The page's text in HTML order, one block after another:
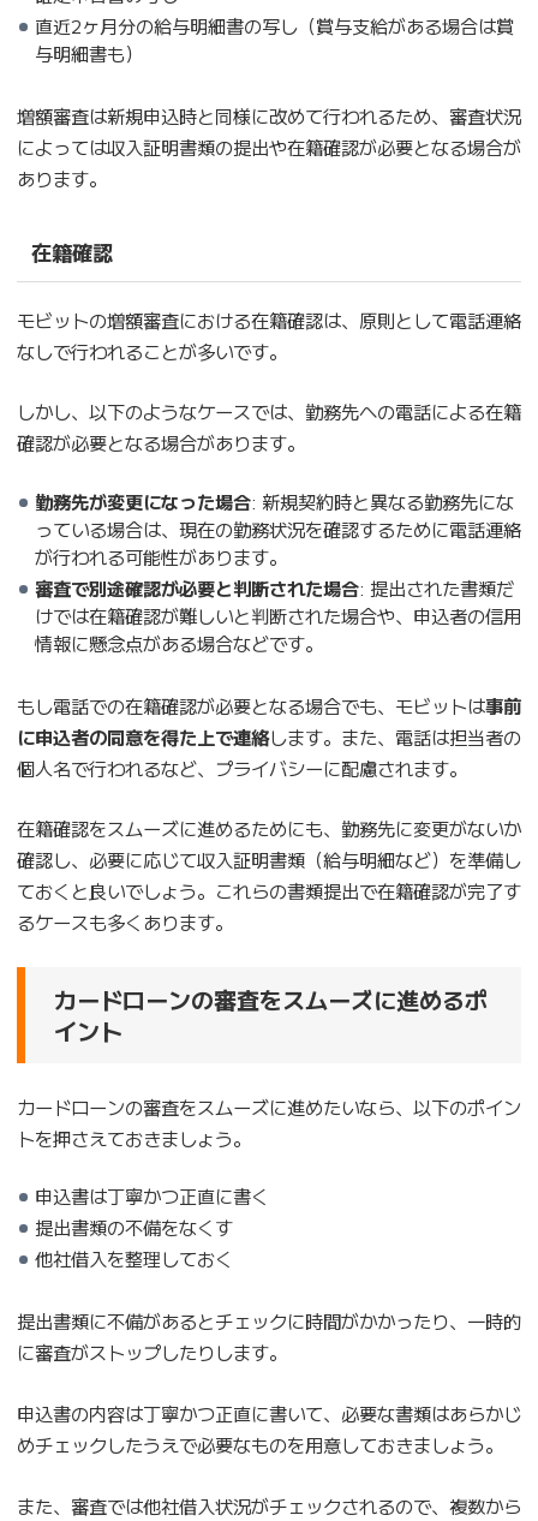
直近2ヶ月分の給与明細書の写し（賞与支給がある場合は賞
与明細書も）
増額審査は新規申込時と同様に改めて行われるため、審査状況
によっては収入証明書類の提出や在籍確認が必要となる場合が
あります。
在籍確認
モビットの増額審査における在籍確認は、原則として電話連絡
なしで行われることが多いです。
しかし、以下のようなケースでは、勤務先への電話による在籍
確認が必要となる場合があります。
勤務先が変更になった場合: 新規契約時と異なる勤務先にな
っている場合は、現在の勤務状況を確認するために電話連絡
が行われる可能性があります。
審査で別途確認が必要と判断された場合: 提出された書類だ
けでは在籍確認が難しいと判断された場合や、申込者の信用
情報に懸念点がある場合などです。
もし電話での在籍確認が必要となる場合でも、モビットは事前
に申込者の同意を得た上で連絡します。また、電話は担当者の
個人名で行われるなど、プライバシーに配慮されます。
在籍確認をスムーズに進めるためにも、勤務先に変更がないか
確認し、必要に応じて収入証明書類（給与明細など）を準備し
ておくと良いでしょう。これらの書類提出で在籍確認が完了す
るケースも多くあります。
カードローンの審査をスムーズに進めるポ
イント
カードローンの審査をスムーズに進めたいなら、以下のポイン
トを押さえておきましょう。
申込書は丁寧かつ正直に書く
提出書類の不備をなくす
他社借入を整理しておく
提出書類に不備があるとチェックに時間がかかったり、一時的
に審査がストップしたりします。
申込書の内容は丁寧かつ正直に書いて、必要な書類はあらかじ
めチェックしたうえで必要なものを用意しておきましょう。
また、審査では他社借入状況がチェックされるので、複数から